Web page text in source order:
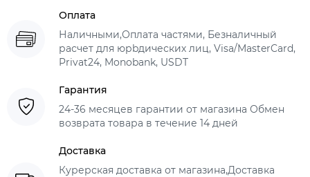
Оплата
Наличными,Оплата частями, Безналичный
расчет для юрbдических лиц, Visa/MasterCard,
Privat24, Monobank, USDT
Гарантия
24-36 месяцев гарантии от магазина Обмен
возврата товара в течение 14 дней
Доставка
Курерская доставка от магазина,Доставка